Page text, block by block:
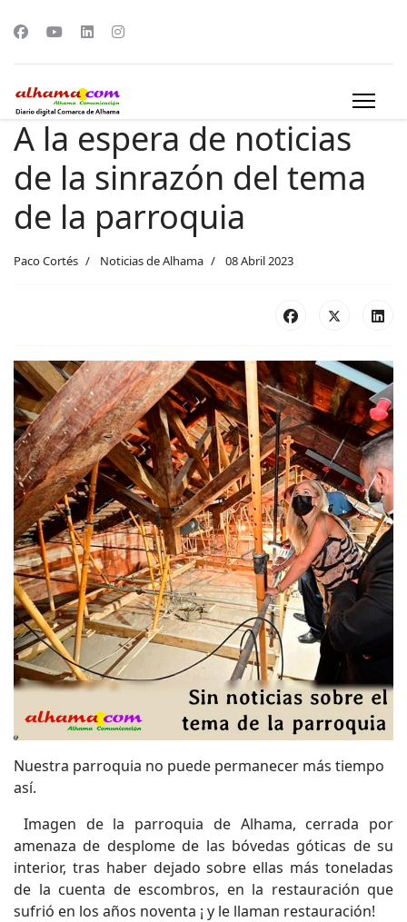
A la espera de noticias
de la sinrazón del tema
de la parroquia
Paco Cortés Noticias de Alhama 08 Abril 2023
Nuestra parroquia no puede permanecer más tiempo
así.
Imagen de la parroquia de Alhama, cerrada por
amenaza de desplome de las bóvedas góticas de su
interior, tras haber dejado sobre ellas más toneladas
de la cuenta de escombros, en la restauración que
sufrió en los años noventa ¡ y le llaman restauración!